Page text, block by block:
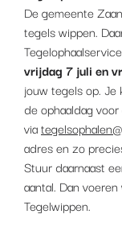
De gemeente
tegels wippen.
vrijdag 7 juli en
jouw tegels op.
de ophaaldag
via
adres en zo
Stuur daarnaast
aantal. Dan
Tegelwippen.